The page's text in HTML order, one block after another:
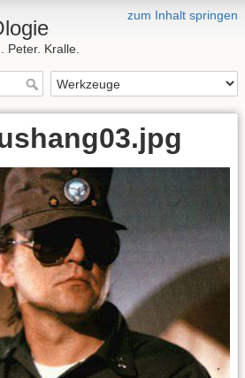
zum Inhalt springen
Peter. Kralle.